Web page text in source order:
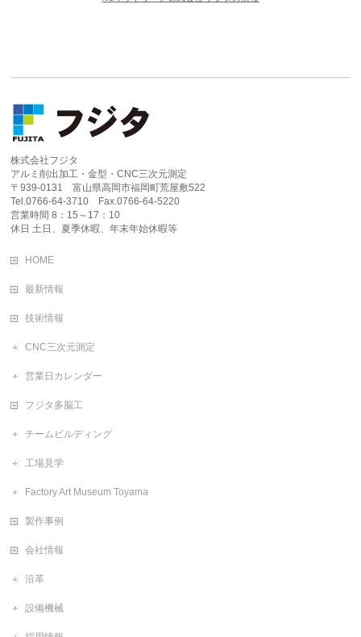
株式会社フジタ
アルミ削出加工・金型・CNC三次元測定
〒939-0131 富山県高岡市福岡町荒屋敷522
Tel.0766-64-3710 Fax.0766-64-5220
営業時間 8：15～17：10
休日 土日、夏季休暇、年末年始休暇等
HOME
最新情報
技術情報
CNC三次元測定
営業日カレンダー
フジタ多脳工
チームビルディング
工場見学
Factory Art Museum Toyama
製作事例
会社情報
沿革
設備機械